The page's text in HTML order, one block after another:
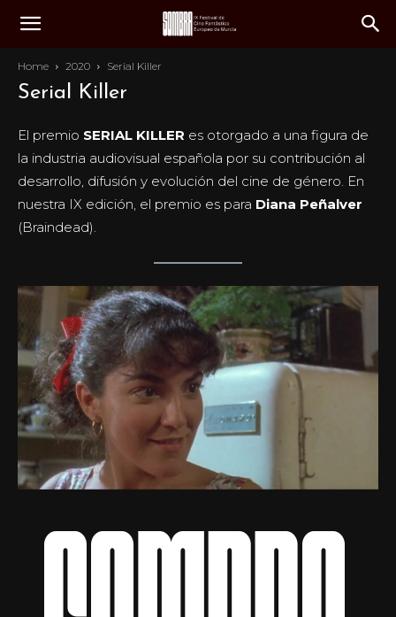
Home 2020 Serial Killer
Serial Killer
El premio SERIAL KILLER es otorgado a una figura de
la industria audiovisual española por su contribución al
desarrollo, difusión y evolución del cine de género. En
nuestra IX edición, el premio es para Diana Peñalver
(Braindead).